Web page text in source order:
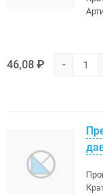
46,08 ₽ -